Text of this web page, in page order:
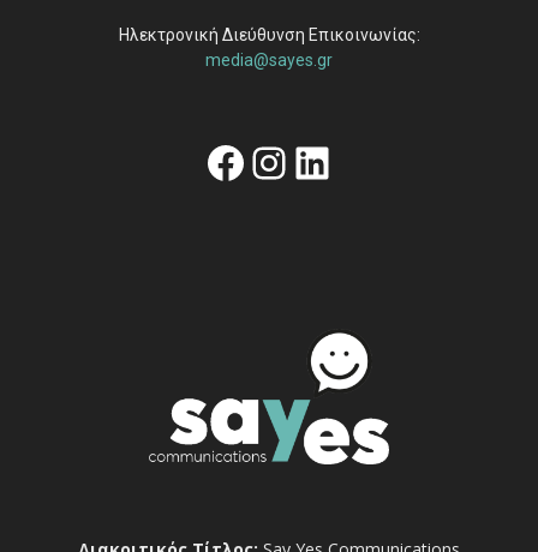
Ηλεκτρονική Διεύθυνση Επικοινωνίας:
media@sayes.gr
Facebook
Instagram
Linkedin